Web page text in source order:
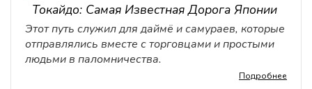
Токайдо: Самая Известная Дорога Японии
Этот путь служил для даймё и самураев, которые
отправлялись вместе с торговцами и простыми
людьми в паломничества.
Подробнее